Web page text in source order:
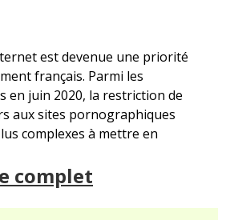
est devenue une priorité
français. Parmi les
en juin 2020, la restriction de
aux sites pornographiques
complexes à mettre en
complet